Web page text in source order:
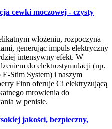
cewki moczowej - czysty
włożeniu, rozpoczyna
generując impuls elektryczny
intensywny efekt. W
do elektrostymulacji (np.
Stim System) i naszym
Finn oferuje Ci elektryzującą
mrowienia do
w penisie.
jakości, bezpieczny,